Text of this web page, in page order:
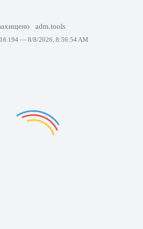
adm.tools
— 8/8/2026, 8:56:54 AM